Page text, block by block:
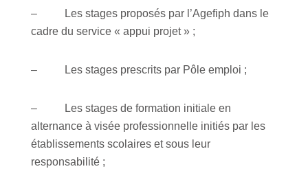
– Les stages proposés par l’Agefiph dans le
cadre du service « appui projet » ;
– Les stages prescrits par Pôle emploi ;
– Les stages de formation initiale en
alternance à visée professionnelle initiés par les
établissements scolaires et sous leur
responsabilité ;